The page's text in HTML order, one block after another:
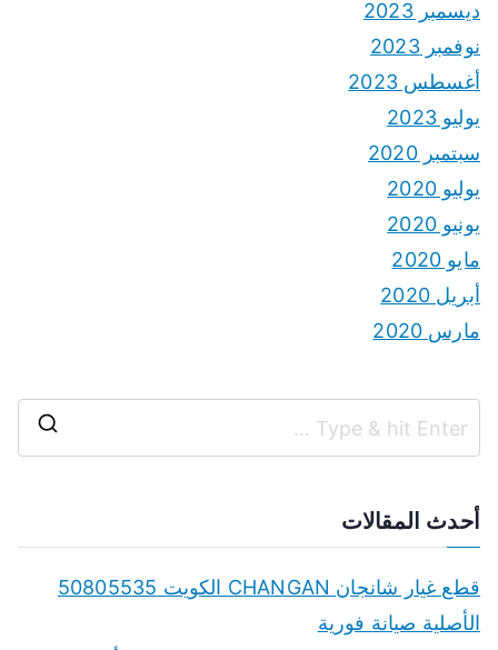
ديسمبر 2023
نوفمبر 2023
أغسطس 2023
يوليو 2023
سبتمبر 2020
يوليو 2020
يونيو 2020
مايو 2020
أبريل 2020
مارس 2020
r
أحدث المقالات
قطع غيار شانجان CHANGAN الكويت 50805535
الأصلية صيانة فورية